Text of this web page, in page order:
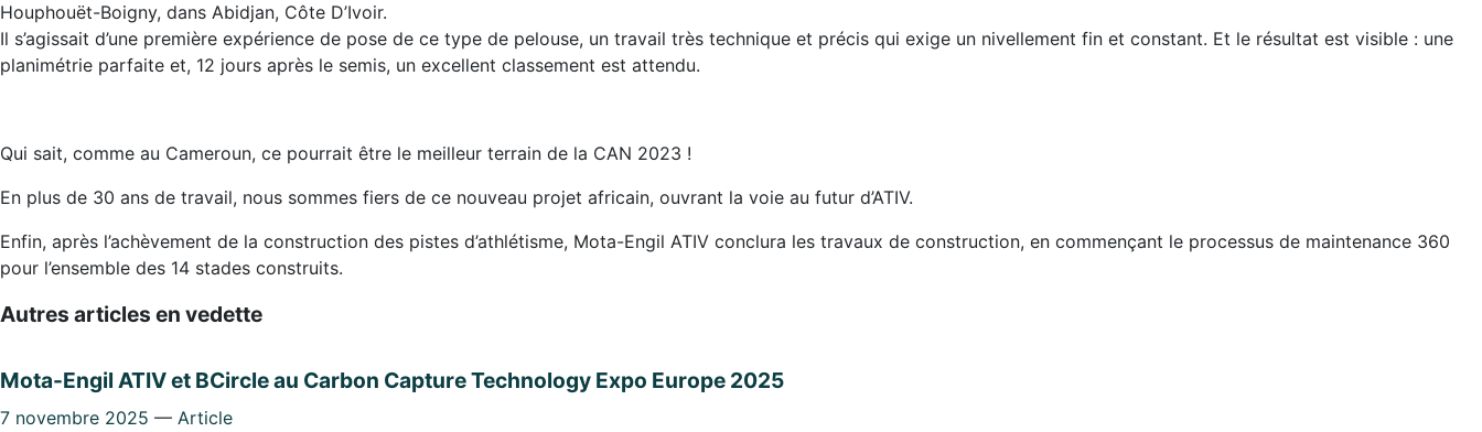
Houphouët-Boigny, dans Abidjan, Côte D’Ivoir.
Il s’agissait d’une première expérience de pose de ce type de pelouse, un travail très technique et précis qui exige un nivellement fin et constant. Et le résultat est visible : une
planimétrie parfaite et, 12 jours après le semis, un excellent classement est attendu.
Qui sait, comme au Cameroun, ce pourrait être le meilleur terrain de la CAN 2023 !
En plus de 30 ans de travail, nous sommes fiers de ce nouveau projet africain, ouvrant la voie au futur d’ATIV.
Enfin, après l’achèvement de la construction des pistes d’athlétisme, Mota-Engil ATIV conclura les travaux de construction, en commençant le processus de maintenance 360
pour l’ensemble des 14 stades construits.
Autres articles en vedette
Mota-Engil ATIV et BCircle au Carbon Capture Technology Expo Europe 2025
7 novembre 2025 — Article